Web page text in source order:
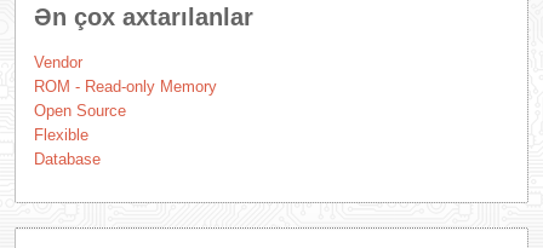
Ən çox axtarılanlar
Vendor
ROM - Read-only Memory
Open Source
Flexible
Database